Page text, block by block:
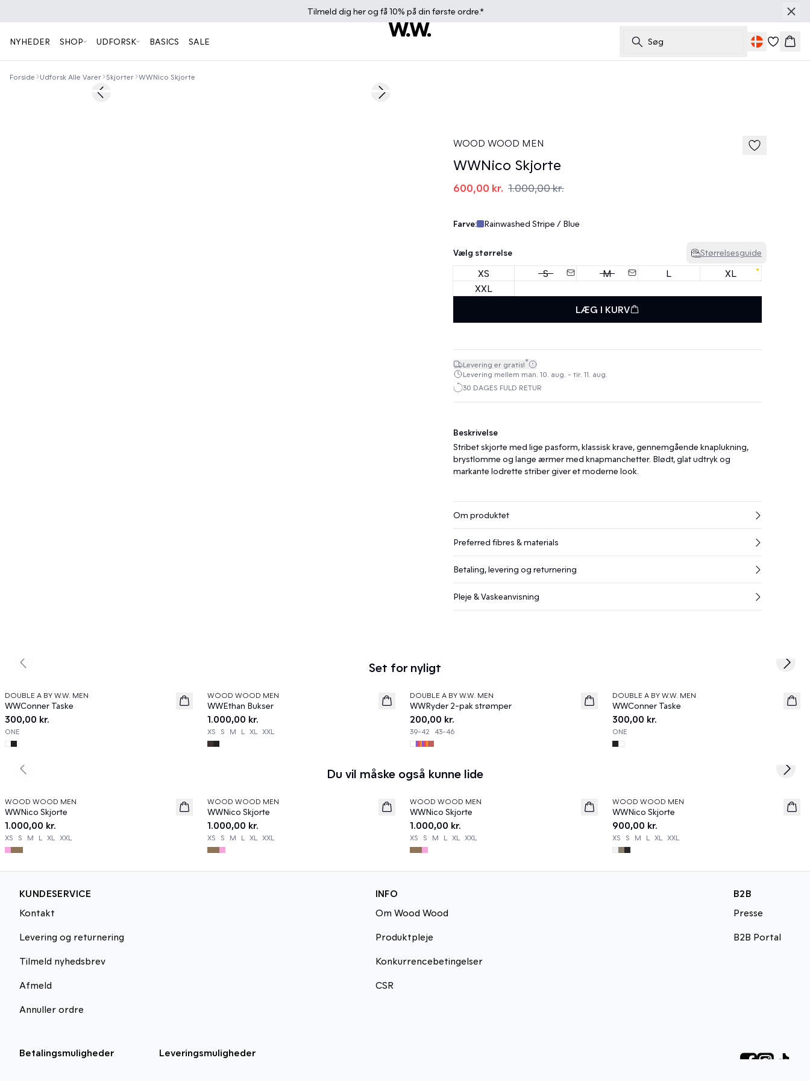
Tilmeld dig herog få 10% på din første ordre.*
NYHEDER SHOP UDFORSK BASICS SALE Søg Kurv
Forside Udforsk Alle Varer Skjorter WWNico Skjorte
40%Previous slide Next slide
WOOD WOOD MEN
WWNico Skjorte
600,00 kr. 1.000,00 kr.
Farve: Rainwashed Stripe / Blue
Vælg størrelse Størrelsesguide
XS S M L
XL
XXL
LÆG I KURV
Levering er gratis!*
Levering mellem man. 10. aug. - tir. 11. aug.
30 DAGES FULD RETUR
Beskrivelse
Stribet skjorte med lige pasform, klassisk krave, gennemgående knaplukning,
brystlomme og lange ærmer med knapmanchetter. Blødt, glat udtryk og
markante lodrette striber giver et moderne look.
Om produktet
Preferred fibres & materials
Betaling, levering og returnering
Pleje & Vaskeanvisning
Set for nyligt
News
DOUBLE A BY W.W. MEN
WWConner Taske
300,00 kr.
ONE
News
WOOD WOOD MEN
WWEthan Bukser
1.000,00 kr.
XS S M L XL XXL
News
DOUBLE A BY W.W. MEN
WWRyder 2-pak strømper
200,00 kr.
39-42 43-46
News
DOUBLE A BY W.W. MEN
WWConner Taske
300,00 kr.
ONE
Previous slide Next
Du vil måske også kunne lide
News
WOOD WOOD MEN
WWNico Skjorte
1.000,00 kr.
XS S M L XL XXL
News
WOOD WOOD MEN
WWNico Skjorte
1.000,00 kr.
XS S M L XL XXL
News
WOOD WOOD MEN
WWNico Skjorte
1.000,00 kr.
XS S M L XL XXL
News
WOOD WOOD MEN
WWNico Skjorte
900,00 kr.
XS S M L XL XXL
Previous slide Next
KUNDESERVICE
Kontakt
Levering og returnering
Tilmeld nyhedsbrev
Afmeld
Annuller ordre
INFO
Om Wood Wood
Produktpleje
Konkurrencebetingelser
CSR
B2B
Presse
B2B Portal
Betalingsmuligheder Leveringsmuligheder